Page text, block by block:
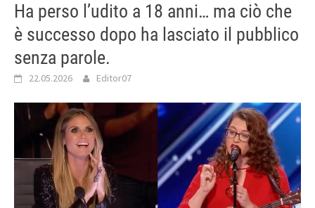
Ha perso l’udito a 18 anni… ma ciò che
è successo dopo ha lasciato il pubblico
senza parole.
22.05.2026 Editor07